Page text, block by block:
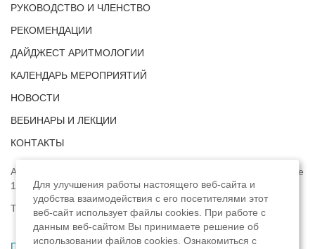
РУКОВОДСТВО И ЧЛЕНСТВО
РЕКОМЕНДАЦИИ
ДАЙДЖЕСТ АРИТМОЛОГИИ
КАЛЕНДАРЬ МЕРОПРИЯТИЙ
НОВОСТИ
ВЕБИНАРЫ И ЛЕКЦИИ
КОНТАКТЫ
Адрес: г. Москва, ул. Профсоюзная, д. 93А, этаж 4, помещение
1, комната 32.
Телефон:
8 (8422) 33-15-88
Политика конфиденциальности,
Для улучшения работы настоящего веб-сайта и
удобства взаимодействия с его посетителями этот
веб-сайт использует файлы cookies. При работе с
данным веб-сайтом Вы принимаете решение об
использовании файлов cookies. Ознакомиться с